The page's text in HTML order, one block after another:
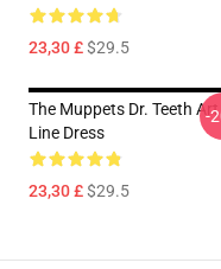
23,30 £$29.5
The Muppets Dr. Teeth Art
Line Dress
23,30 £$29.5
-